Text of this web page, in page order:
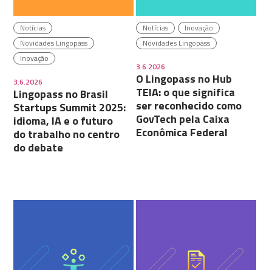
Notícias
Novidades Lingopass
Inovação
3.6.2026
Lingopass no Brasil
Startups Summit 2025:
idioma, IA e o futuro
do trabalho no centro
do debate
Notícias
Inovação
Novidades Lingopass
3.6.2026
O Lingopass no Hub
TEIA: o que significa
ser reconhecido como
GovTech pela Caixa
Econômica Federal